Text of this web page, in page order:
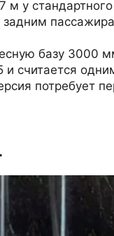
у
базу 3000
и считается
потребует